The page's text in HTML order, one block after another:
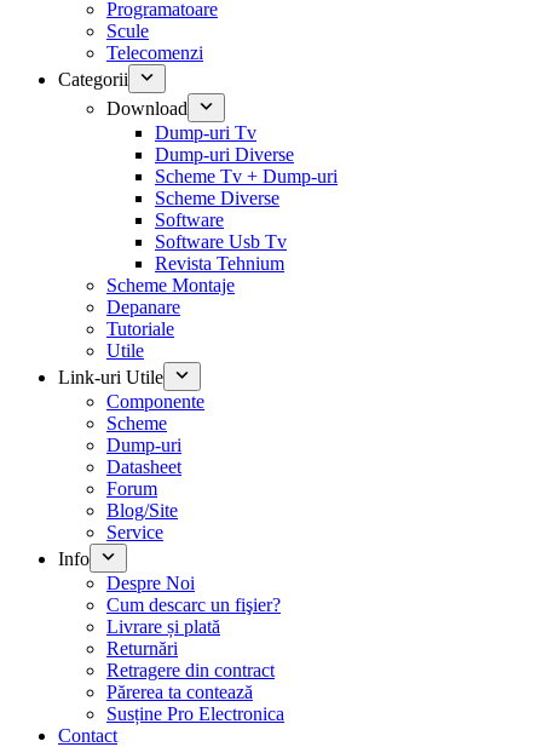
Programatoare
Scule
Telecomenzi
Categorii
Download
Dump-uri Tv
Dump-uri Diverse
Scheme Tv + Dump-uri
Scheme Diverse
Software
Software Usb Tv
Revista Tehnium
Scheme Montaje
Depanare
Tutoriale
Utile
Link-uri Utile
Componente
Scheme
Dump-uri
Datasheet
Forum
Blog/Site
Service
Info
Despre Noi
Cum descarc un fişier?
Livrare și plată
Returnări
Retragere din contract
Părerea ta contează
Susține Pro Electronica
Contact